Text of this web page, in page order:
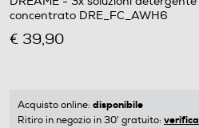
concentrato DRE_FC_AWH6
€ 39,90
Acquisto online: disponibile
Ritiro in negozio in 30' gratuito: verifica